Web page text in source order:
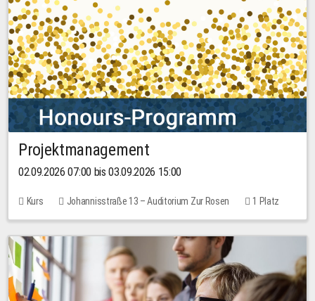
Projektmanagement
02.09.2026 07:00 bis 03.09.2026 15:00
Kurs Johannisstraße 13 – Auditorium Zur Rosen 1 Platz